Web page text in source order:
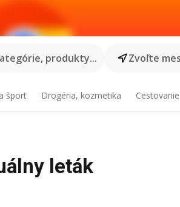
produkty...
Zvoľte
šport Drogéria, kozmetika Cestovanie
leták